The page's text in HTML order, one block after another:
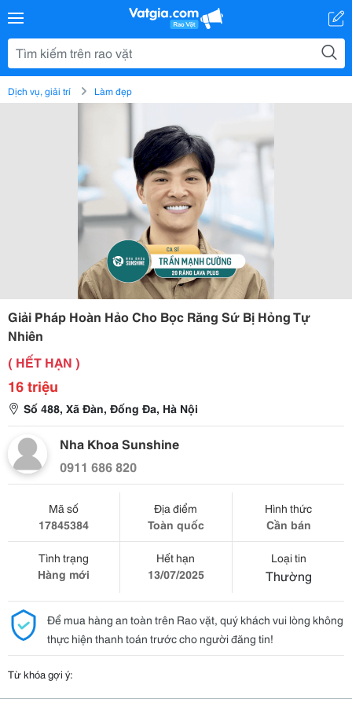
Dịch vụ, giải trí Làm đẹp
Giải Pháp Hoàn Hảo Cho Bọc Răng Sứ Bị Hỏng Tự
Nhiên
( HẾT HẠN )
16 triệu
Số 488, Xã Đàn, Đống Đa, Hà Nội
Nha Khoa Sunshine
0911 686 820
Mã số
17845384
Địa điểm
Toàn quốc
Hình thức
Cần bán
Tình trạng
Hàng mới
Hết hạn
13/07/2025
Loại tin
Thường
Để mua hàng an toàn trên Rao vặt, quý khách vui lòng không
thực hiện thanh toán trước cho người đăng tin!
Từ khóa gợi ý: